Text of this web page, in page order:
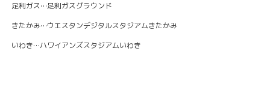
足利ガス…足利ガスグラウンド
きたかみ…ウエスタンデジタルスタジアムきたかみ
いわき…ハワイアンズスタジアムいわき